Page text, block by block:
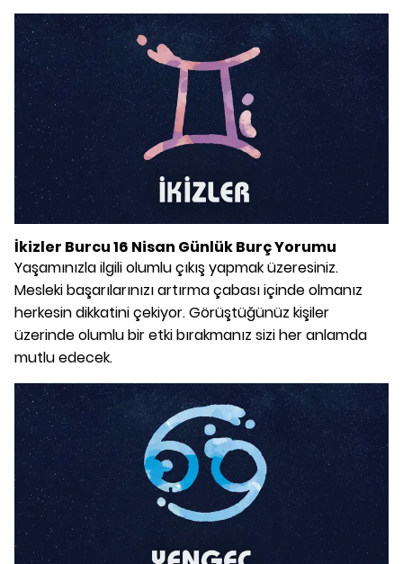
İkizler Burcu 16 Nisan Günlük Burç Yorumu
Yaşamınızla ilgili olumlu çıkış yapmak üzeresiniz.
Mesleki başarılarınızı artırma çabası içinde olmanız
herkesin dikkatini çekiyor. Görüştüğünüz kişiler
üzerinde olumlu bir etki bırakmanız sizi her anlamda
mutlu edecek.